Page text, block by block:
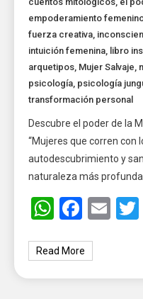
empoderamiento
fuerza creativa,
intuición femenina, libro
arquetipos, Mujer Salvaje,
psicología, psicología
transformación personal
Descubre el poder de la
“Mujeres que corren con
autodescubrimiento y
naturaleza más
Read More